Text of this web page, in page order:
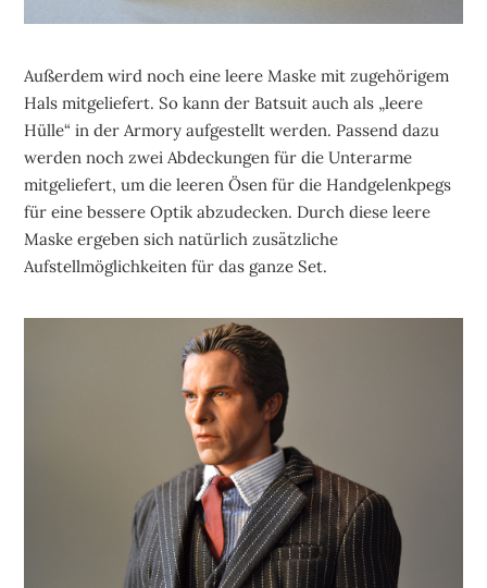
Außerdem wird noch eine leere Maske mit zugehörigem
Hals mitgeliefert. So kann der Batsuit auch als „leere
Hülle“ in der Armory aufgestellt werden. Passend dazu
werden noch zwei Abdeckungen für die Unterarme
mitgeliefert, um die leeren Ösen für die Handgelenkpegs
für eine bessere Optik abzudecken. Durch diese leere
Maske ergeben sich natürlich zusätzliche
Aufstellmöglichkeiten für das ganze Set.